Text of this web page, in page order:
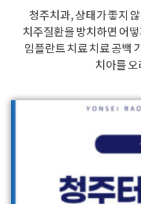
청주치과, 상태가 좋지
치주질환을 방치하면 어
임플란트 치료 치료 공백
치아를